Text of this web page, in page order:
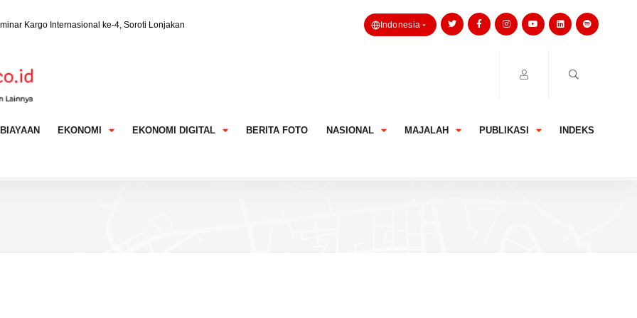
Ekonomi RI Berpotensi Melambat di Bawah 5%
Selektif Meski Pertumbuhan Ekonomi RI Lampaui
Terjaga di Juli 2026
Indonesia
EKONOMI EKONOMI DIGITAL BERITA FOTO NASIONAL MAJALAH PUBLIKASI INDEKS